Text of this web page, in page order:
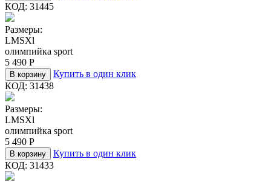
КОД: 31445
Размеры:
LMSXl
олимпийка sport
5 490 Р
В корзину
Купить в один клик
КОД: 31438
Размеры:
LMSXl
олимпийка sport
5 490 Р
В корзину
Купить в один клик
КОД: 31433